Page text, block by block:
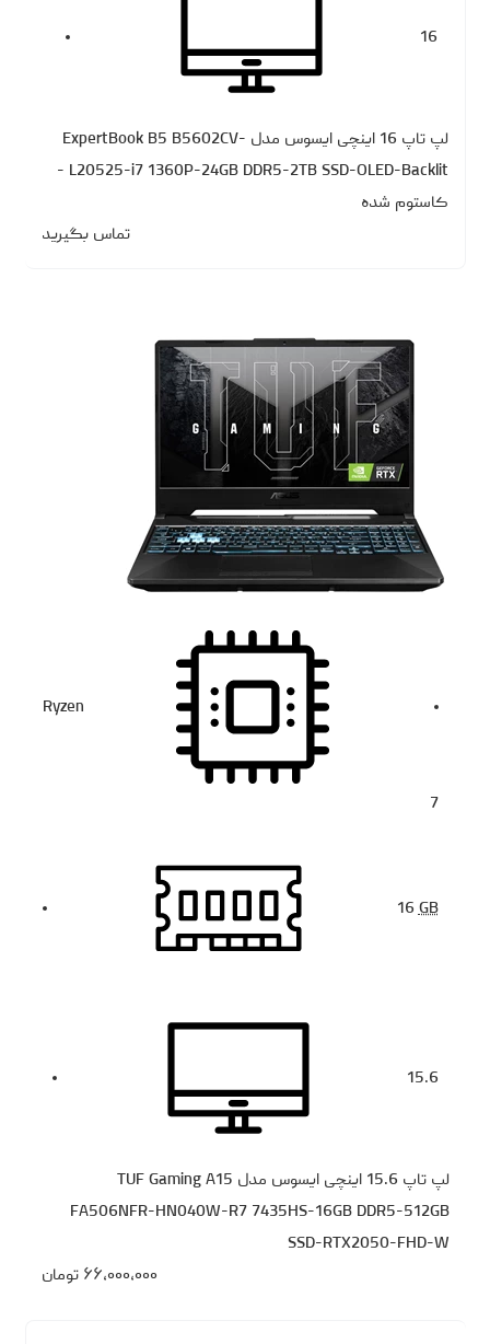
16
لپ تاپ 16 اینچی ایسوس مدل ExpertBook B5 B5602CV-
L20525-i7 1360P-24GB DDR5-2TB SSD-OLED-Backlit -
کاستوم شده
تماس بگیرید
Ryzen
7
16GB
15.6
لپ تاپ 15.6 اینچی ایسوس مدل TUF Gaming A15
FA506NFR-HN040W-R7 7435HS-16GB DDR5-512GB
SSD-RTX2050-FHD-W
۶۶،۰۰۰،۰۰۰ تومان